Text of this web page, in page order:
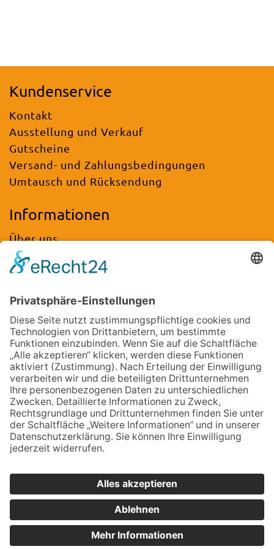
Kundenservice
Kontakt
Ausstellung und Verkauf
Gutscheine
Versand- und Zahlungsbedingungen
Umtausch und Rücksendung
Informationen
Über uns
FAQ / Häufig gestellte Fragen
Logo-Gravuren
Referenzen
Nachhaltigkeit
Altbatterieentsorgung
Rechtliches
Impressum
Datenschutz
Widerrufsbelehrung
HÄNDLER WERDEN